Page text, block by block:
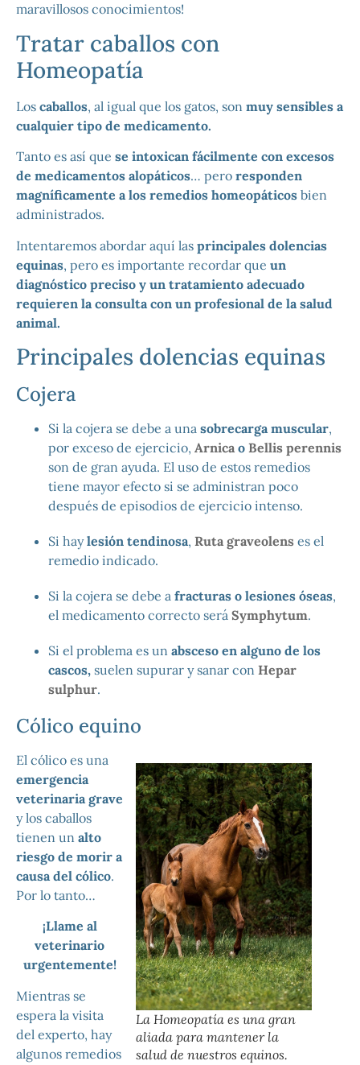
maravillosos conocimientos!
Tratar caballos con
Homeopatía
Los caballos, al igual que los gatos, son muy sensibles a
cualquier tipo de medicamento.
Tanto es así que se intoxican fácilmente con excesos
de medicamentos alopáticos… pero responden
magníficamente a los remedios homeopáticos bien
administrados.
Intentaremos abordar aquí las principales dolencias
equinas, pero es importante recordar que un
diagnóstico preciso y un tratamiento adecuado
requieren la consulta con un profesional de la salud
animal.
Principales dolencias equinas
Cojera
Si la cojera se debe a una sobrecarga muscular,
por exceso de ejercicio, Arnica o Bellis perennis
son de gran ayuda. El uso de estos remedios
tiene mayor efecto si se administran poco
después de episodios de ejercicio intenso.
Si haylesión tendinosa, Ruta graveolens es el
remedio indicado.
Si la cojera se debe a fracturas o lesiones óseas,
el medicamento correcto será Symphytum.
Si el problema es un absceso en alguno de los
cascos, suelen supurar y sanar con Hepar
sulphur.
Cólico equino
La Homeopatía es una gran
aliada para mantener la
salud de nuestros equinos.
El cólico es una
emergencia
veterinaria grave
y los caballos
tienen un alto
riesgo de morir a
causa del cólico.
Por lo tanto…
¡Llame al
veterinario
urgentemente!
Mientras se
espera la visita
del experto, hay
algunos remedios